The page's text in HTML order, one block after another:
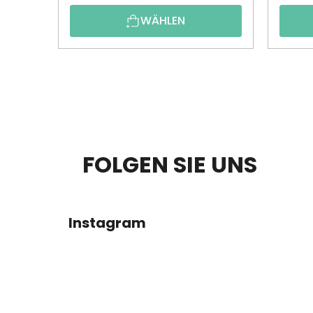
WÄHLEN
FOLGEN SIE UNS
Instagram